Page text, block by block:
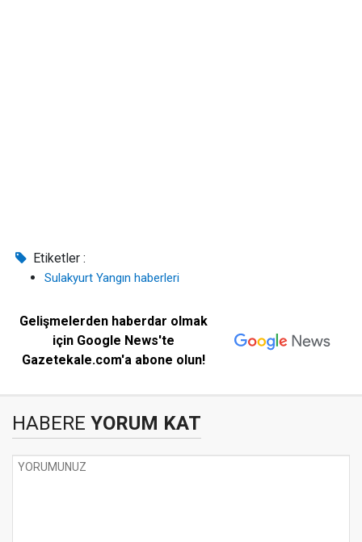
Etiketler :
Sulakyurt Yangın haberleri
Gelişmelerden haberdar olmak
için Google News'te
Gazetekale.com'a abone olun!
HABERE YORUM KAT